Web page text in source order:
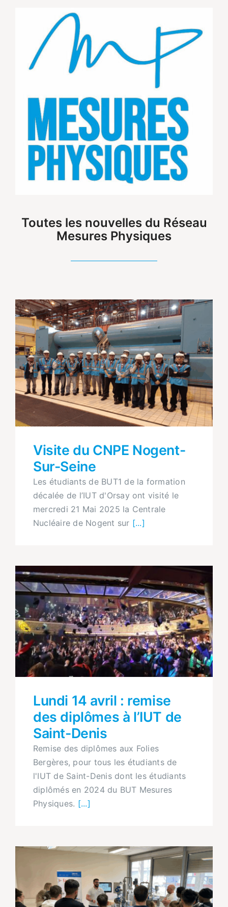
Toutes les nouvelles du Réseau
Mesures Physiques
Visite du CNPE Nogent-
Sur-Seine
Les étudiants de BUT1 de la formation
décalée de l’IUT d'Orsay ont visité le
mercredi 21 Mai 2025 la Centrale
Nucléaire de Nogent sur [...]
Lundi 14 avril : remise
des diplômes à l’IUT de
Saint-Denis
Remise des diplômes aux Folies
Bergères, pour tous les étudiants de
l'IUT de Saint-Denis dont les étudiants
diplômés en 2024 du BUT Mesures
Physiques. [...]